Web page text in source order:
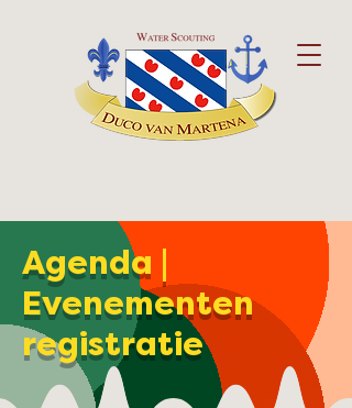
Agenda |
Evenementen
registratie